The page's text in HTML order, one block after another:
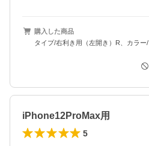
購入した商品
タイプ/右利き用（左開き）R、カラー
iPhone12ProMax用
5